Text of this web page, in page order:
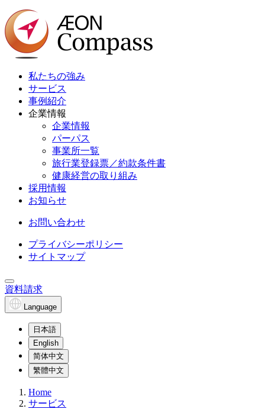
私たちの強み
サービス
事例紹介
企業情報
企業情報
パーパス
事業所一覧
旅行業登録票／約款条件書
健康経営の取り組み
採用情報
お知らせ
お問い合わせ
プライバシーポリシー
サイトマップ
資料請求
Language
日本語
English
简体中文
繁體中文
Home
サービス